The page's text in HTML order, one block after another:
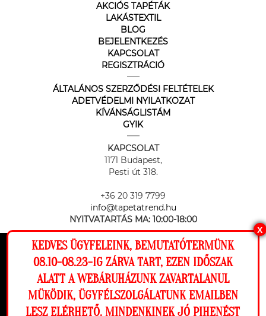
Ez a weboldal cookie-kat használ, hogy a
lehető legjobb élményt nyújtsa honlapunkon.
Beállítások
AKCIÓS TAPÉTÁK
LAKÁSTEXTIL
BLOG
BEJELENTKEZÉS
KAPCSOLAT
REGISZTRÁCIÓ
ÁLTALÁNOS SZERZŐDÉSI FELTÉTELEK
ADETVÉDELMI NYILATKOZAT
KÍVÁNSÁGLISTÁM
GYIK
KAPCSOLAT
1171 Budapest,
Pesti út 318.
+36 20 319 7799
info@tapetatrend.hu
NYITVATARTÁS MA: 10:00-18:00
Az online fizetést a Barion Payment Zrt. biztosítja, MNB engedély
száma: H-EN-I-1064/2013
X
KEDVES ÜGYFELEINK, BEMUTATÓTERMÜNK
08.10-08.23-IG ZÁRVA TART, EZEN IDŐSZAK
ALATT A WEBÁRUHÁZUNK ZAVARTALANUL
MÜKÖDIK, ÜGYFÉLSZOLGÁLATUNK EMAILBEN
LESZ ELÉRHETŐ. MINDENKINEK JÓ PIHENÉST